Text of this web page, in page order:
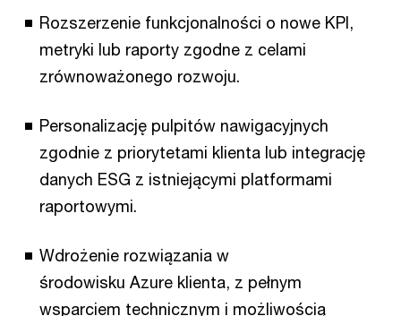
Rozszerzenie funkcjonalności o nowe KPI,
metryki lub raporty zgodne z celami
zrównoważonego rozwoju.
Personalizację pulpitów nawigacyjnych
zgodnie z priorytetami klienta lub integrację
danych ESG z istniejącymi platformami
raportowymi.
Wdrożenie rozwiązania w
środowisku Azure klienta, z pełnym
wsparciem technicznym i możliwością